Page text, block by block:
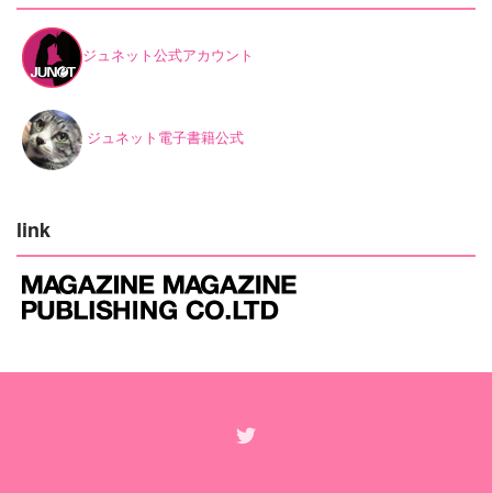
ジュネット公式アカウント
ジュネット電子書籍公式
link